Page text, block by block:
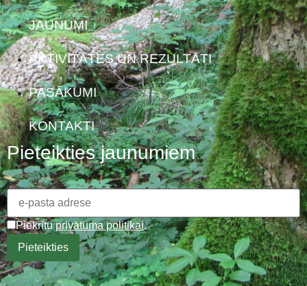
JAUNUMI
AKTIVITĀTES UN REZULTĀTI
PASĀKUMI
KONTAKTI
Pieteikties jaunumiem
Piekrītuprivātuma politikai.